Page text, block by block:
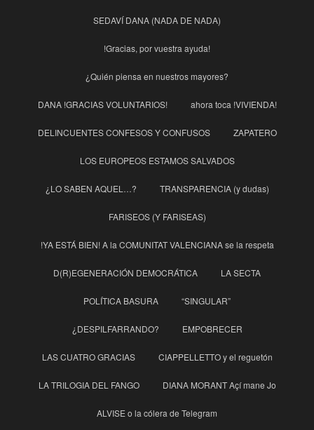
SEDAVÍ DANA (NADA DE NADA)
!Gracias, por vuestra ayuda!
¿Quién piensa en nuestros mayores?
DANA !GRACIAS VOLUNTARIOS! ahora toca !VIVIENDA!
DELINCUENTES CONFESOS Y CONFUSOS ZAPATERO
LOS EUROPEOS ESTAMOS SALVADOS
¿LO SABEN AQUEL…? TRANSPARENCIA (y dudas)
FARISEOS (Y FARISEAS)
!YA ESTÁ BIEN! A la COMUNITAT VALENCIANA se la respeta
D(R)EGENERACIÓN DEMOCRÁTICA LA SECTA
POLÍTICA BASURA “SINGULAR”
¿DESPILFARRANDO? EMPOBRECER
LAS CUATRO GRACIAS CIAPPELLETTO y el reguetón
LA TRILOGIA DEL FANGO DIANA MORANT Açí mane Jo
ALVISE o la cólera de Telegram